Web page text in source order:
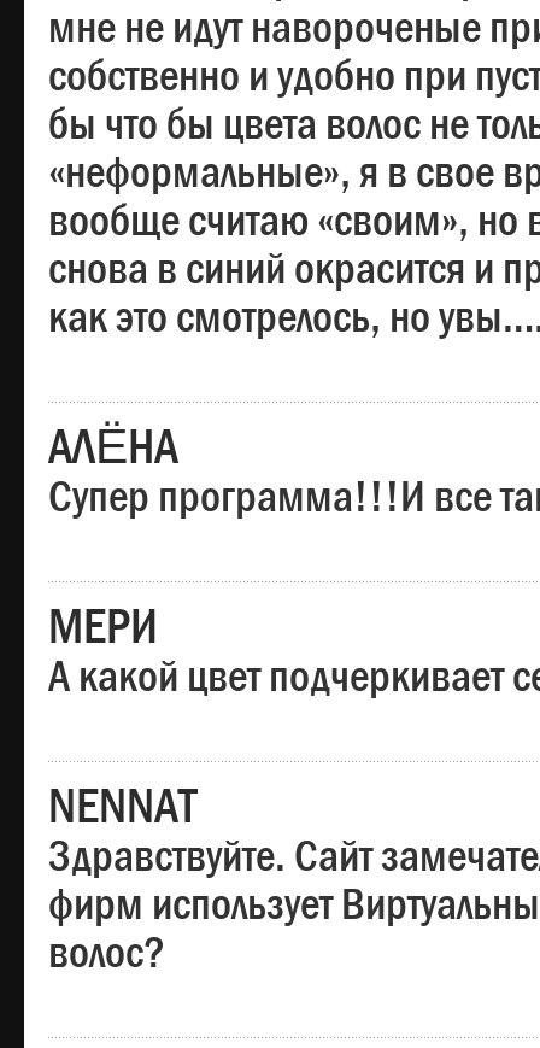
мне не идут навороченые
собственно и удобно при
бы что бы цвета волос не
«неформальные», я в свое
вообще считаю «своим», но
снова в синий окрасится и
как это смотрелось, но
АЛЁНА
Супер программа!!!И все
МЕРИ
А какой цвет подчеркивает
NENNAT
Здравствуйте. Сайт
фирм использует
волос?